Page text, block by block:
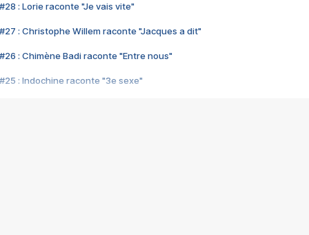
#28 : Lorie raconte "Je vais vite"
#27 : Christophe Willem raconte "Jacques a dit"
#26 : Chimène Badi raconte "Entre nous"
#25 : Indochine raconte "3e sexe"